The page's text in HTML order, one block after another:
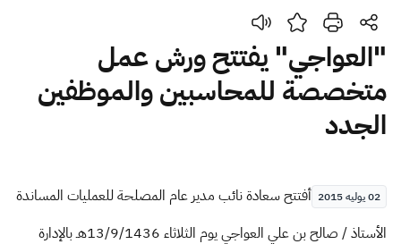
بحث
بحث بحث AI
اقتراحات
الزكاة الجمارك
ضريبة القيمة المضافة
الإقرار الضريبي
"العواجي" يفتتح ورش عمل
متخصصة للمحاسبين والموظفين
الجدد
02 يوليه 2015
​​​أفتتح سعادة نائب مدير عام المصلحة للعمليات المساندة
الأستاذ / صالح بن علي العواجي يوم الثلاثاء 13/9/1436هـ بالإدارة